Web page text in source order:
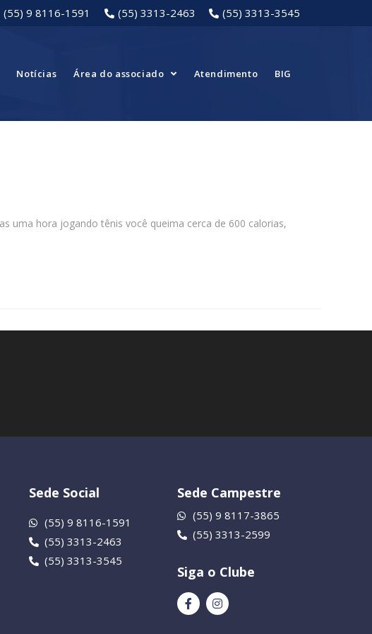
(55) 9 8116-1591 (55) 3313-2463 (55) 3313-3545
Notícias Área do associado Atendimento BIG
uma hora jogando tênis você queima cerca de 600 calorias,
Sede Social
(55) 9 8116-1591
(55) 3313-2463
(55) 3313-3545
Sede Campestre
(55) 9 8117-3865
(55) 3313-2599
Siga o Clube